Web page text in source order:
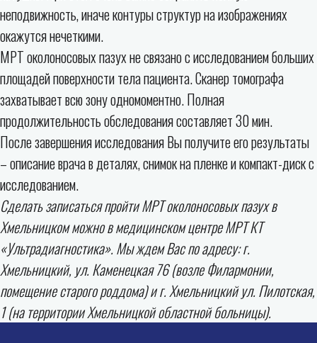
неподвижность, иначе контуры структур на изображениях
окажутся нечеткими.
МРТ околоносовых пазух не связано с исследованием больших
площадей поверхности тела пациента. Сканер томографа
захватывает всю зону одномоментно. Полная
продолжительность обследования составляет 30 мин.
После завершения исследования Вы получите его результаты
– описание врача в деталях, снимок на пленке и компакт-диск с
исследованием.
Сделать записаться пройти МРТ околоносовых пазух в
Хмельницком можно в медицинском центре МРТ КТ
«Ультрадиагностика». Мы ждем Вас по адресу: г.
Хмельницкий, ул. Каменецкая 76 (возле Филармонии,
помещение старого роддома) и г. Хмельницкий ул. Пилотская,
1 (на территории Хмельницкой областной больницы).